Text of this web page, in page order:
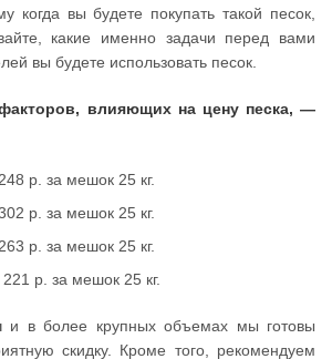
когда вы будете покупать такой песок,
какие именно задачи перед вами
вы будете использовать песок.
влияющих на цену песка, —
р. за мешок 25 кг.
р. за мешок 25 кг.
р. за мешок 25 кг.
р. за мешок 25 кг.
и в более крупных объемах мы готовы
скидку. Кроме того, рекомендуем